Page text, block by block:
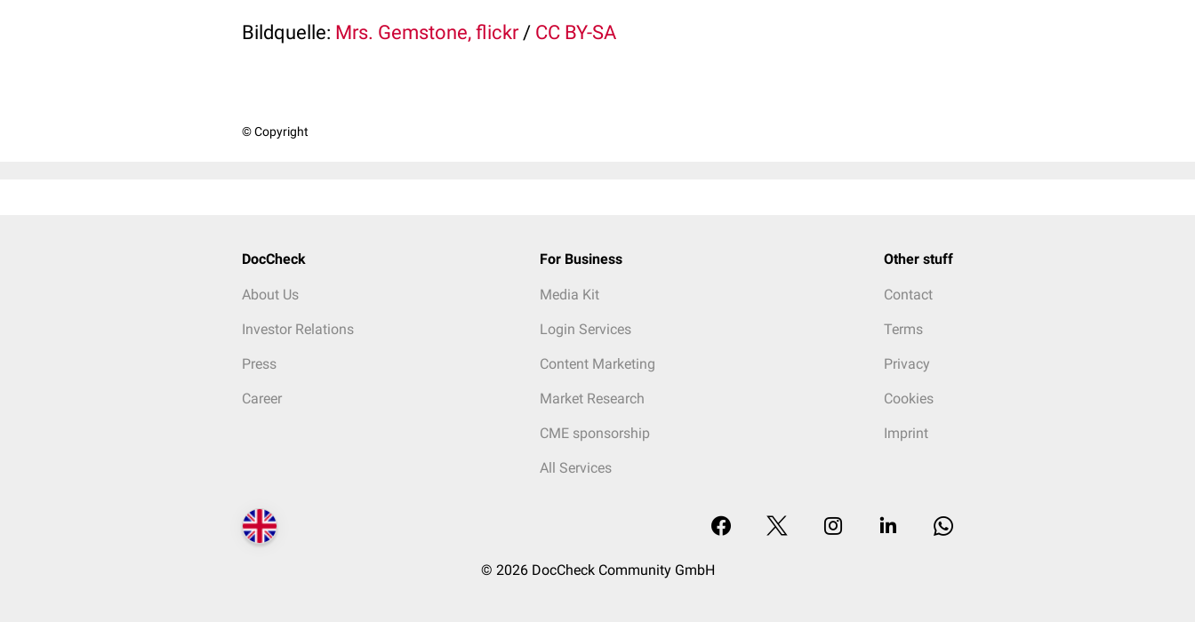
Bildquelle: Mrs. Gemstone, flickr/ CC BY-SA
© Copyright
DocCheck
About Us
Investor Relations
Press
Career
For Business
Media Kit
Login Services
Content Marketing
Market Research
CME sponsorship
All Services
Other stuff
Contact
Terms
Privacy
Cookies
Imprint
© 2026 DocCheck Community GmbH